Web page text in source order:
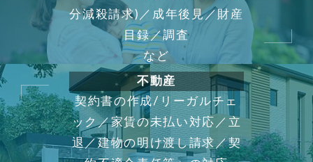
分減殺請求)／成年後見／財産
目録／調査
など
不動産
契約書の作成/リーガルチェ
ック／家賃の未払い対応／立
退／建物の明け渡し請求／契